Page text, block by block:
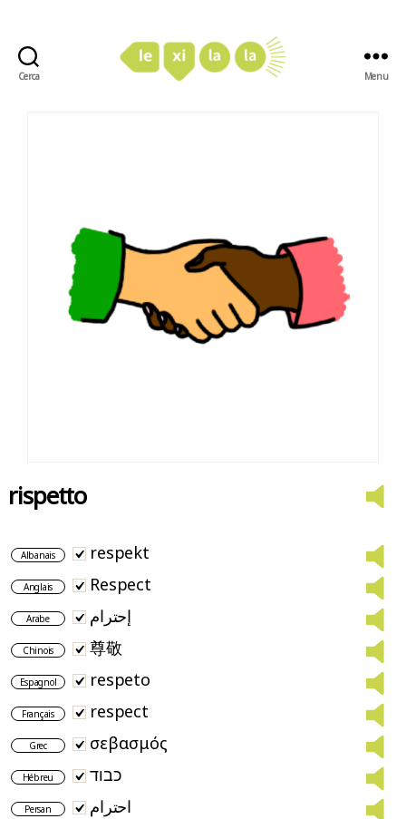
Cerca Menu
rispetto
Albanais respekt
Anglais Respect
Arabe إحترام
Chinois 尊敬
Espagnol respeto
Français respect
Grec σεβασμός
Hébreu כבוד
Persan احترام